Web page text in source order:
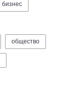
бизнес
общество